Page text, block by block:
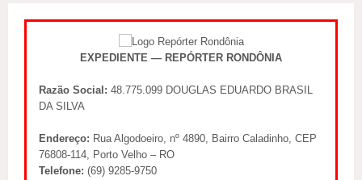
EXPEDIENTE — REPÓRTER RONDÔNIA
Razão Social: 48.775.099 DOUGLAS EDUARDO BRASIL
DA SILVA
Endereço: Rua Algodoeiro, nº 4890, Bairro Caladinho, CEP
76808-114, Porto Velho – RO
Telefone: (69) 9285-9750